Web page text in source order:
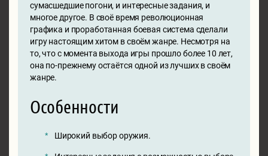
сумасшедшие погони, и интересные задания, и
многое другое. В своё время революционная
графика и проработанная боевая система сделали
игру настоящим хитом в своём жанре. Несмотря на
то, что с момента выхода игры прошло более 10 лет,
она по-прежнему остаётся одной из лучших в своём
жанре.
Особенности
Широкий выбор оружия.